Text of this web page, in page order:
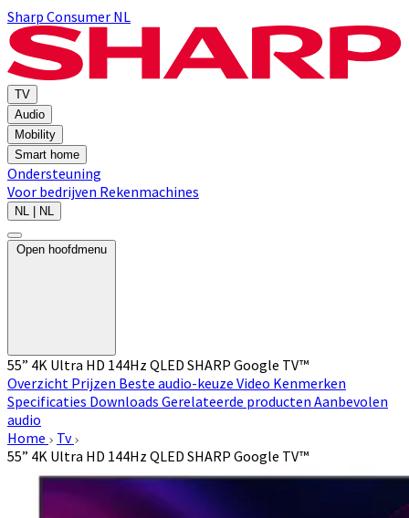
Sharp Consumer NL
TV
Audio
Mobility
Smart home
Ondersteuning
Voor bedrijven Rekenmachines
NL | NL
Open hoofdmenu
55” 4K Ultra HD 144Hz QLED SHARP Google TV™
Overzicht Prijzen Beste audio-keuze Video Kenmerken
Specificaties Downloads Gerelateerde producten Aanbevolen
audio
Home
Tv
55” 4K Ultra HD 144Hz QLED SHARP Google TV™